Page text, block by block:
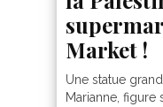
Market !
Une statue
Marianne,